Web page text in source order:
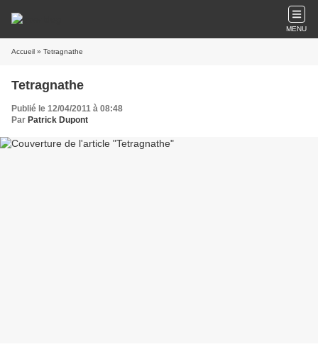
MENU
Accueil » Tetragnathe
Tetragnathe
Publié le 12/04/2011 à 08:48
Par Patrick Dupont